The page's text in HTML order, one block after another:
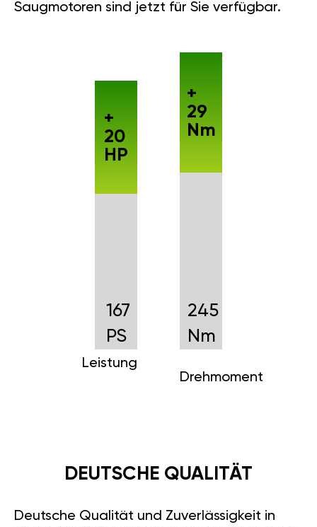
Saugmotoren sind jetzt für Sie verfügbar.
167
PS
Leistung
+
20
HP
245
Nm
Drehmoment
+
29
Nm
DEUTSCHE QUALITÄT
Deutsche Qualität und Zuverlässigkeit in